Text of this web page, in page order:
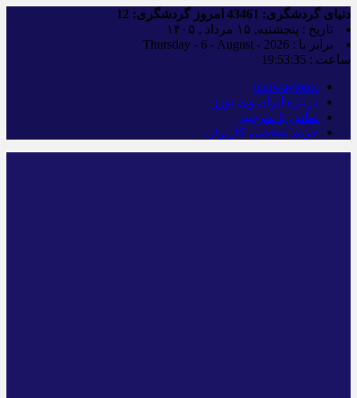
دنیای گردشگری: امروز گردشگری:
تاریخ : پنجشنبه, ۱۵ مرداد , ۱۴۰۵
برابر با : Thursday - 6 - August - 2026
ساعت : 19:53:35
iranwaytours
درباره ایران وی تورز
تماس با سردبیر
حریم شخصی کاربران